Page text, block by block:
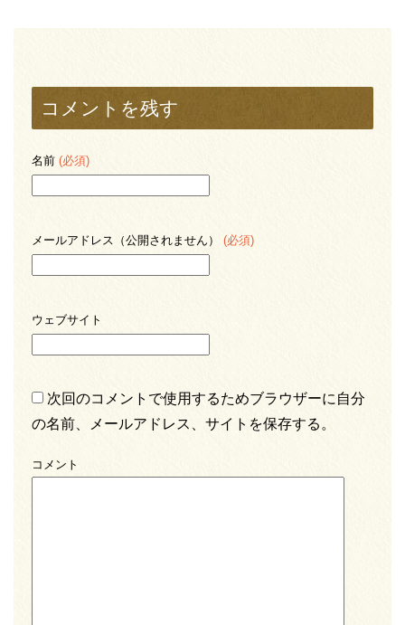
コメントを残す
名前 (必須)
メールアドレス（公開されません） (必須)
ウェブサイト
次回のコメントで使用するためブラウザーに自分
の名前、メールアドレス、サイトを保存する。
コメント